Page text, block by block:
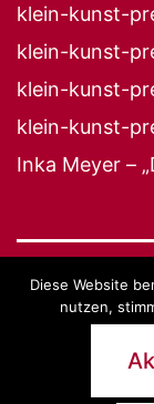
klein-kunst-
klein-kunst-
klein-kunst-
klein-kunst-
Inka Meyer –
27
Diese Website
nutzen,